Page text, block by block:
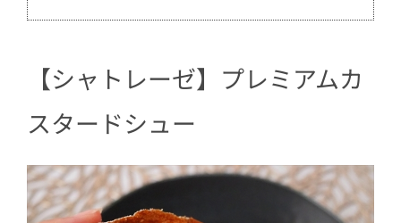
【シャトレーゼ】プレミアムカ
スタードシュー